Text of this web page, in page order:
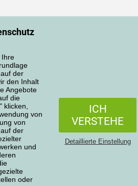
Ihre
der
den Inhalt
Angebote
die
klicken,
von
von
der
und
oder
ICH
VERSTEHE
Detaillierte Einstellung
von Bewertungen